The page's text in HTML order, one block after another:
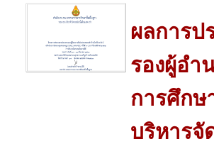
ผลการป
รองผู้อำ
การศึกษ
บริหารจั